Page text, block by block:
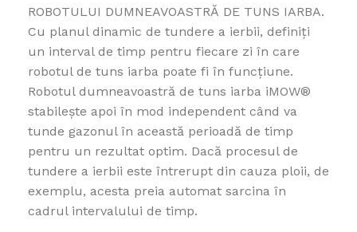
ROBOTULUI DUMNEAVOASTRĂ DE TUNS IARBA.
Cu planul dinamic de tundere a ierbii, definiți
un interval de timp pentru fiecare zi în care
robotul de tuns iarba poate fi în funcțiune.
Robotul dumneavoastră de tuns iarba iMOW®
stabilește apoi în mod independent când va
tunde gazonul în această perioadă de timp
pentru un rezultat optim. Dacă procesul de
tundere a ierbii este întrerupt din cauza ploii, de
exemplu, acesta preia automat sarcina în
cadrul intervalului de timp.